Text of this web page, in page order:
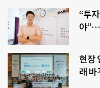
“투
야”…
현장
래 바